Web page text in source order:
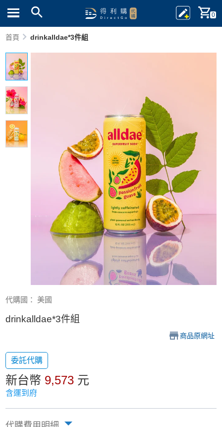
0
首頁 drinkalldae*3件組
代購國： 美國
drinkalldae*3件組
商品原網址
委託代購
新台幣 9,573 元
含運到府